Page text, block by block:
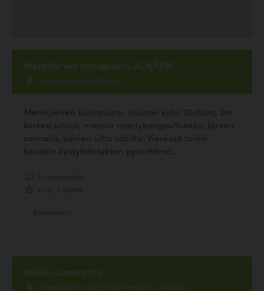
Menkijärven koirapuisto, ALAJÄRVI
Järvenpääntie 6, Alajärvi
Menkijärven koirapuisto, puiston koko 50x60m, 2m
korkea aitaus, maasto mäntykangas/hiekka. Järven
rannalla, koirien uitto sallittu. Vieressä toimii
kesäisin kyläyhdistyksen pyörittämä...
Koirien uimaranta
Järvenpääntie 26, 62760 Menkijärvi, Alajärvi